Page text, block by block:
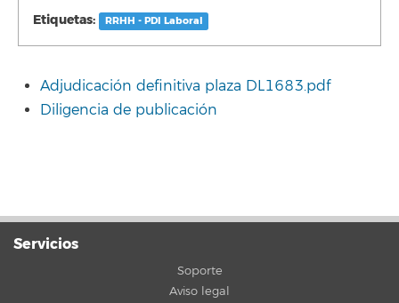
Etiquetas: RRHH - PDI Laboral
Adjudicación definitiva plaza DL1683.pdf
Diligencia de publicación
Servicios
Soporte
Aviso legal